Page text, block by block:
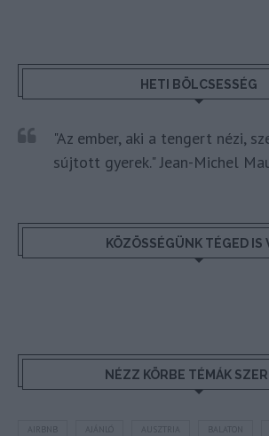
HETI BÖLCSESSÉG
"Az ember, aki a tengert nézi,
sújtott gyerek." Jean-Michel
KÖZÖSSÉGÜNK TÉGED IS
NÉZZ KÖRBE TÉMÁK
AUSZTRIA BALATON